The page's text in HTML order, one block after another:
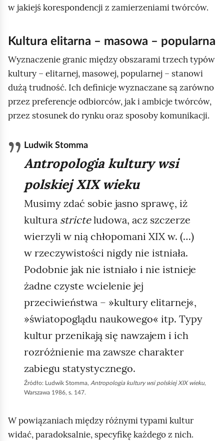
w jakiejś korespondencji z zamierzeniami twórców.
Kultura elitarna – masowa – popularna
Wyznaczenie granic między obszarami trzech typów
kultury – elitarnej, masowej, popularnej – stanowi
dużą trudność. Ich definicje wyznaczane są zarówno
przez preferencje odbiorców, jak i ambicje twórców,
przez stosunek do rynku oraz sposoby komunikacji.
Ludwik Stomma
Antropologia kultury wsi
polskiej XIX wieku
Musimy zdać sobie jasno sprawę, iż
kultura stricteludowa, acz szczerze
wierzyli w nią chłopomani XIX w. (…)
w rzeczywistości nigdy nie istniała.
Podobnie jak nie istniało i nie istnieje
żadne czyste wcielenie jej
przeciwieństwa – »kultury elitarnej«,
»światopoglądu naukowego« itp. Typy
kultur przenikają się nawzajem i ich
rozróżnienie ma zawsze charakter
zabiegu statystycznego.
Źródło: Ludwik Stomma, Antropologia kultury wsi polskiej XIX wieku,
Warszawa 1986, s. 147.
W powiązaniach między różnymi typami kultur
widać, paradoksalnie, specyfikę każdego z nich.